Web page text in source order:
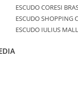
ESCUDO CORESI
ESCUDO SHOPPING
ESCUDO IULIUS